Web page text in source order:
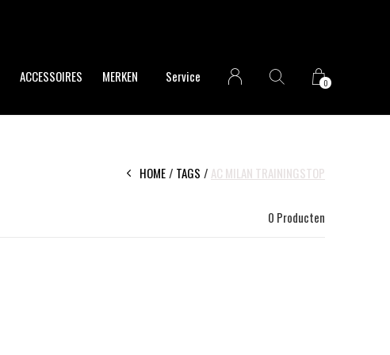
ACCESSOIRES MERKEN Service 0
HOME TAGS AC MILAN TRAININGSTOP
0 Producten